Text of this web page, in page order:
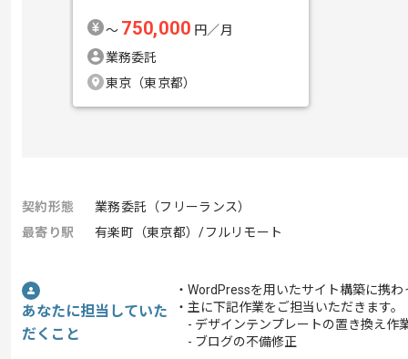
〜 750,000 円／月
業務委託
東京（東京都）
契約形態
業務委託（フリーランス）
最寄り駅
有楽町（東京都）/フルリモート
あなたに担当していた
だくこと
・WordPressを用いたサイト構築に携
・主に下記作業をご担当いただきます。
- デザインテンプレートの置き換え作
- ブログの不備修正